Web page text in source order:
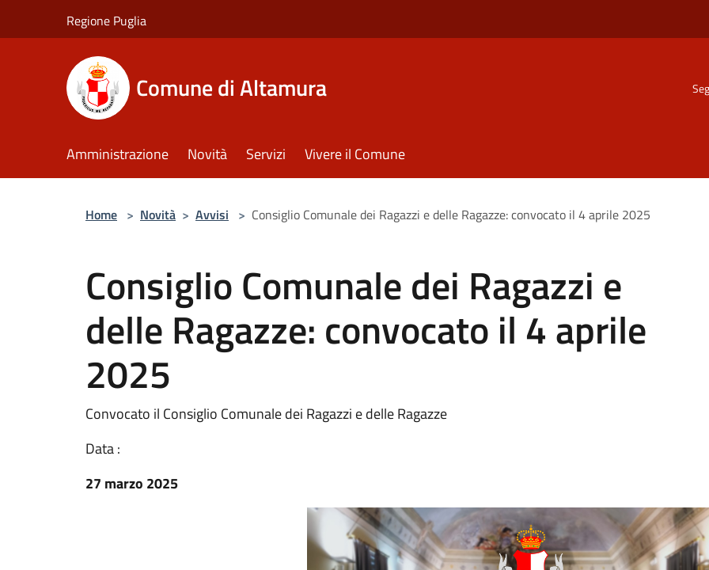
Regione Puglia
Comune di Altamura
Amministrazione Novità Servizi Vivere il Comune
Home > Novità > Avvisi > Consiglio Comunale dei Ragazzi e delle Ragazze: convocato il 4 aprile 2025
Consiglio Comunale dei Ragazzi e
delle Ragazze: convocato il 4 aprile
2025
Convocato il Consiglio Comunale dei Ragazzi e delle Ragazze
Data :
27 marzo 2025